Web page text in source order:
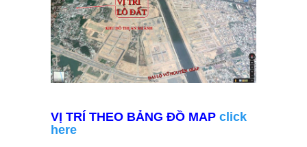
VỊ TRÍ THEO BẢNG ĐỒ MAP click
here